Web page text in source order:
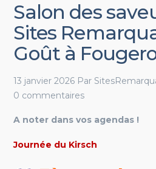
Salon des
Sites
Goût à
13 janvier 2026 Par
0 commentaires
A noter dans vos agendas !
Journée du Kirsch